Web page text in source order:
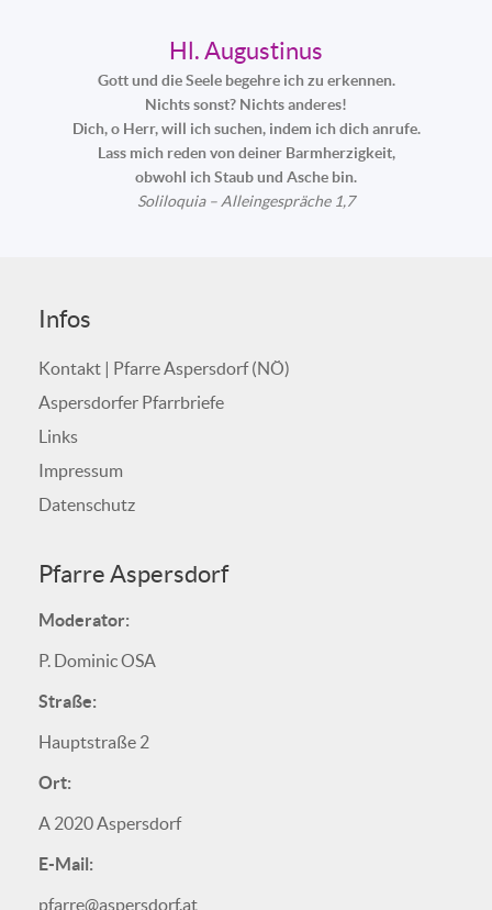
Hl. Augustinus
Gott und die Seele begehre ich zu erkennen.
Nichts sonst? Nichts anderes!
Dich, o Herr, will ich suchen, indem ich dich anrufe.
Lass mich reden von deiner Barmherzigkeit,
obwohl ich Staub und Asche bin.
Soliloquia – Alleingespräche 1,7
Infos
Kontakt | Pfarre Aspersdorf (NÖ)
Aspersdorfer Pfarrbriefe
Links
Impressum
Datenschutz
Pfarre Aspersdorf
Moderator:
P. Dominic OSA
Straße:
Hauptstraße 2
Ort:
A 2020 Aspersdorf
E-Mail:
pfarre@aspersdorf.at